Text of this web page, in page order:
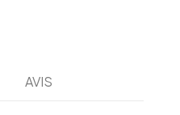
AVIS